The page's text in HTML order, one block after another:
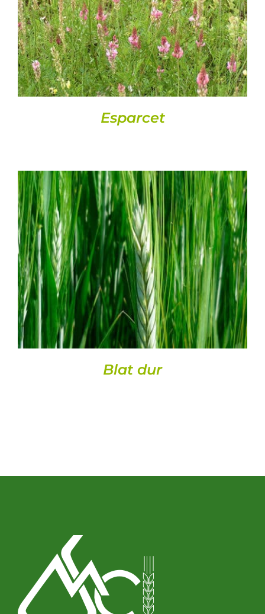
DETALLS
Esparcet
DETALLS
Blat dur